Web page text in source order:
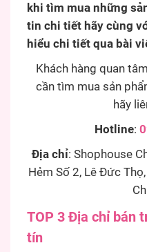
khi tìm mua những
tin chi tiết hãy cùng
hiểu chi tiết qua bài
Khách hàng quan
cần tìm mua sản
hãy
Hotline:
Địa chỉ: Shophouse
Hẻm Số 2, Lê Đức
TOP 3 Địa chỉ bán
tín